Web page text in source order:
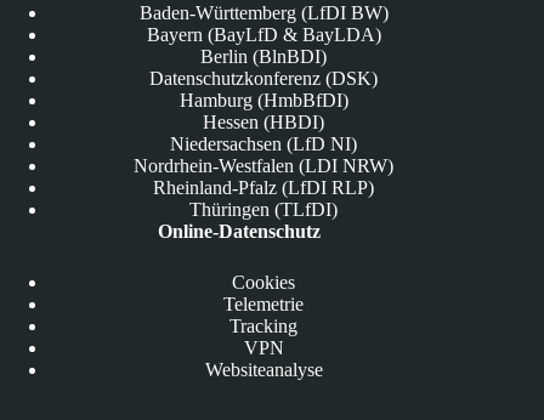
Baden-Württemberg (LfDI BW)
Bayern (BayLfD & BayLDA)
Berlin (BlnBDI)
Datenschutzkonferenz (DSK)
Hamburg (HmbBfDI)
Hessen (HBDI)
Niedersachsen (LfD NI)
Nordrhein-Westfalen (LDI NRW)
Rheinland-Pfalz (LfDI RLP)
Thüringen (TLfDI)
Online-Datenschutz
Cookies
Telemetrie
Tracking
VPN
Websiteanalyse